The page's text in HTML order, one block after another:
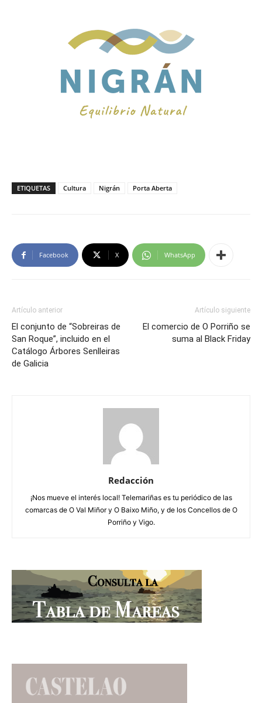
ETIQUETAS Cultura Nigrán Porta Aberta
Facebook X WhatsApp
Artículo anterior
El conjunto de “Sobreiras de
San Roque”, incluido en el
Catálogo Árbores Senlleiras
de Galicia
Artículo siguiente
El comercio de O Porriño se
suma al Black Friday
Redacción
¡Nos mueve el interés local! Telemariñas es tu periódico de las
comarcas de O Val Miñor y O Baixo Miño, y de los Concellos de O
Porriño y Vigo.